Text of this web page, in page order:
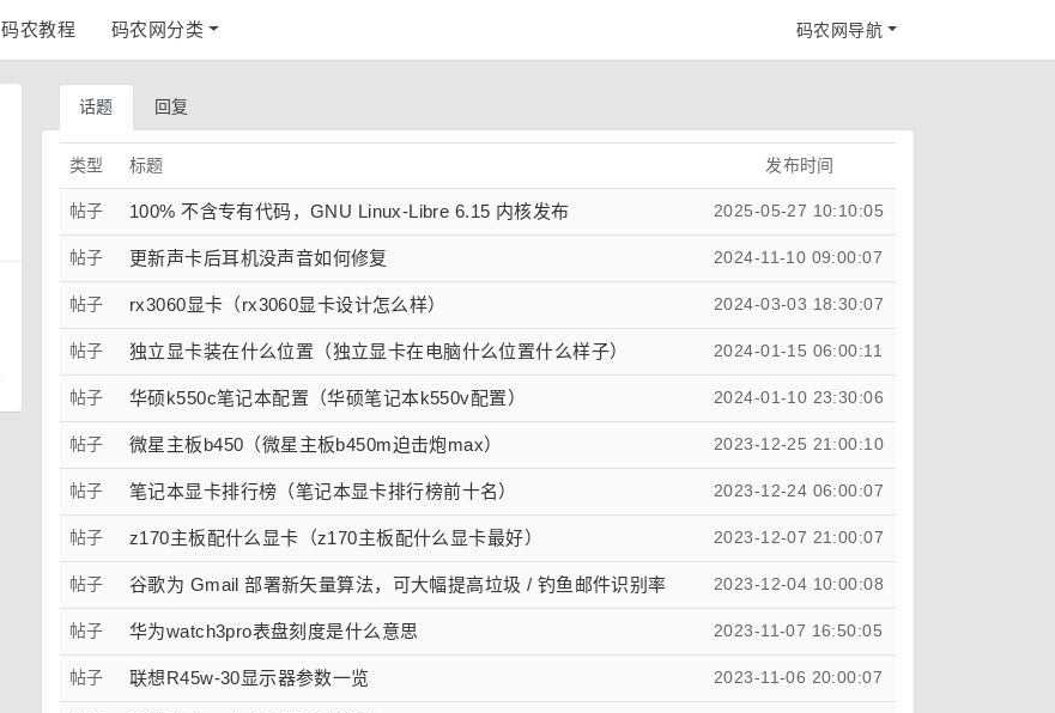
码农教程 码农网分类 码农网导航
话题 回复
类型 标题 发布时间
帖子 100% 不含专有代码，GNU Linux-Libre 6.15 内核发布 2025-05-27 10:10:05
帖子 更新声卡后耳机没声音如何修复 2024-11-10 09:00:07
帖子 rx3060显卡（rx3060显卡设计怎么样） 2024-03-03 18:30:07
帖子 独立显卡装在什么位置（独立显卡在电脑什么位置什么样子） 2024-01-15 06:00:11
帖子 华硕k550c笔记本配置（华硕笔记本k550v配置） 2024-01-10 23:30:06
帖子 微星主板b450（微星主板b450m迫击炮max） 2023-12-25 21:00:10
帖子 笔记本显卡排行榜（笔记本显卡排行榜前十名） 2023-12-24 06:00:07
帖子 z170主板配什么显卡（z170主板配什么显卡最好） 2023-12-07 21:00:07
帖子 谷歌为 Gmail 部署新矢量算法，可大幅提高垃圾 / 钓鱼邮件识别率 2023-12-04 10:00:08
帖子 华为watch3pro表盘刻度是什么意思 2023-11-07 16:50:05
帖子 联想R45w-30显示器参数一览 2023-11-06 20:00:07